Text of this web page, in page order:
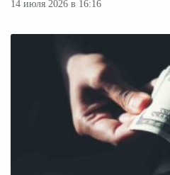
14 июля 2026 в 16:16